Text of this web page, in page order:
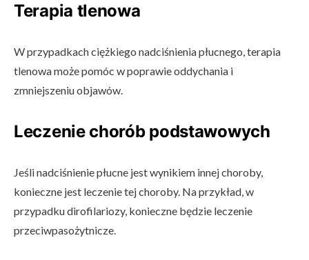
Terapia tlenowa
W przypadkach ciężkiego nadciśnienia płucnego, terapia
tlenowa może pomóc w poprawie oddychania i
zmniejszeniu objawów.
Leczenie chorób podstawowych
Jeśli nadciśnienie płucne jest wynikiem innej choroby,
konieczne jest leczenie tej choroby. Na przykład, w
przypadku dirofilariozy, konieczne będzie leczenie
przeciwpasożytnicze.